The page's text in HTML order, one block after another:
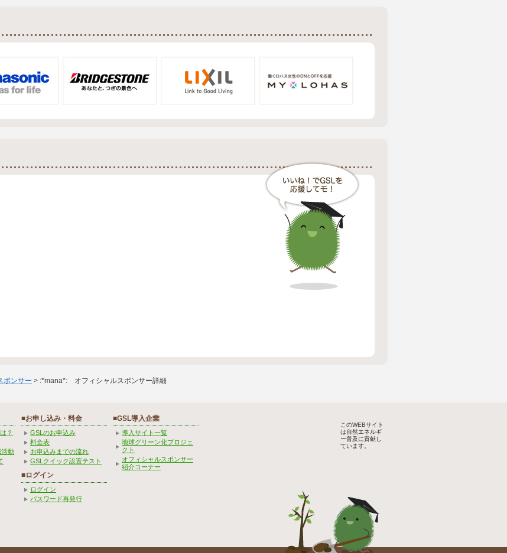
ポンサー > :*mana*: オフィシャルスポンサー詳細
？
活動
■お申し込み・料金
GSLのお申込み
料金表
お申込みまでの流れ
GSLクイック設置テスト
■ログイン
ログイン
パスワード再発行
■GSL導入企業
導入サイト一覧
地球グリーン化プロジェ
クト
オフィシャルスポンサー
紹介コーナー
このWEBサイト
は自然エネルギ
ー普及に貢献し
ています。